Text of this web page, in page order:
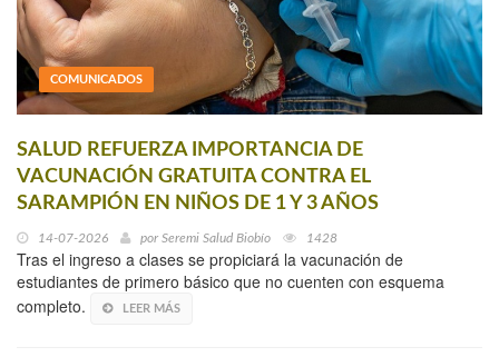
COMUNICADOS
SALUD REFUERZA IMPORTANCIA DE
VACUNACIÓN GRATUITA CONTRA EL
SARAMPIÓN EN NIÑOS DE 1 Y 3 AÑOS
14-07-2026 por Seremi Salud Biobío 1428
Tras el ingreso a clases se propiciará la vacunación de
estudiantes de primero básico que no cuenten con esquema
completo.
LEER MÁS